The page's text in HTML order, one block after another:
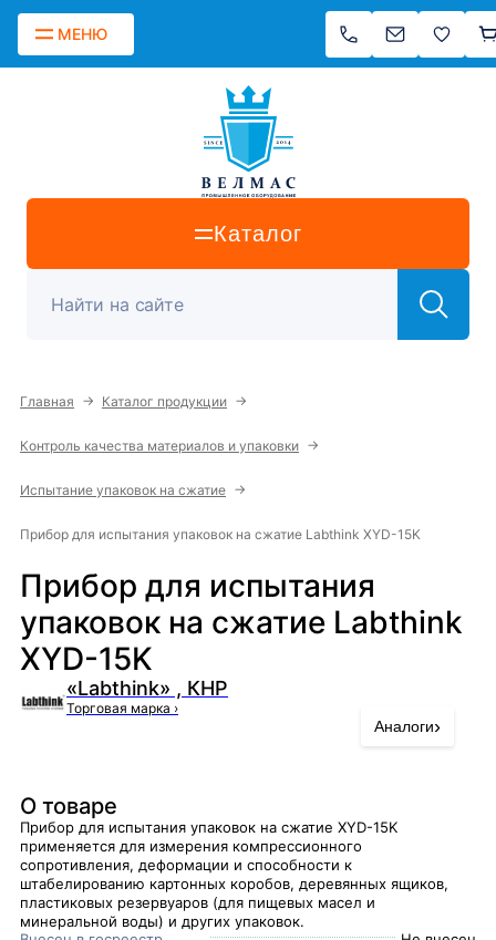
МЕНЮ
Каталог
Главная → Каталог продукции →
Контроль качества материалов и упаковки →
Испытание упаковок на сжатие →
Прибор для испытания упаковок на сжатие Labthink XYD-15K
Прибор для испытания
упаковок на сжатие Labthink
XYD-15K
«Labthink» , КНР
Торговая марка ›
Аналоги›
О товаре
Прибор для испытания упаковок на сжатие XYD-15K
применяется для измерения компрессионного
сопротивления, деформации и способности к
штабелированию картонных коробов, деревянных ящиков,
пластиковых резервуаров (для пищевых масел и
минеральной воды) и других упаковок.